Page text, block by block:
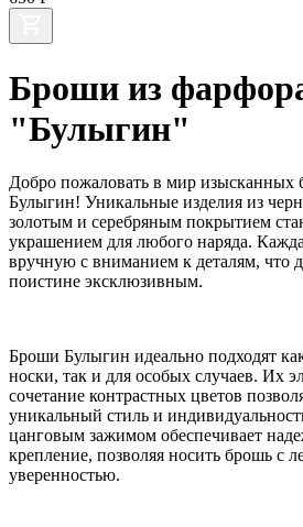
Броши из
"Булыгин"
Добро пожаловать в мир изысканных
Булыгин! Уникальные изделия из
золотым и серебряным покрытием
украшением для любого наряда.
вручную с вниманием к деталям, что
поистине эксклюзивным.
Броши Булыгин идеально подходят
носки, так и для особых случаев. Их
сочетание контрастных цветов
уникальный стиль и
цанговым зажимом обеспечивает
крепление, позволяя носить брошь с
уверенностью.